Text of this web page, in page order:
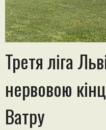
Третя ліга
нервовою
Ватру